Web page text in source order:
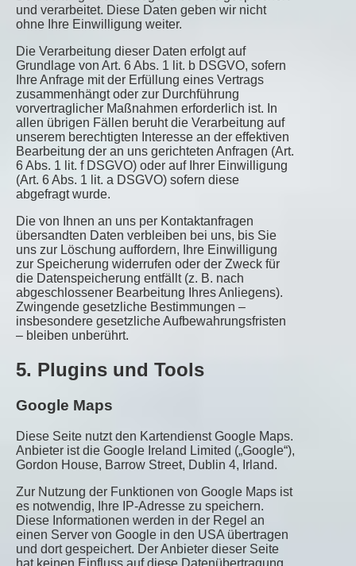
und verarbeitet. Diese Daten geben wir nicht
ohne Ihre Einwilligung weiter.
Die Verarbeitung dieser Daten erfolgt auf
Grundlage von Art. 6 Abs. 1 lit. b DSGVO, sofern
Ihre Anfrage mit der Erfüllung eines Vertrags
zusammenhängt oder zur Durchführung
vorvertraglicher Maßnahmen erforderlich ist. In
allen übrigen Fällen beruht die Verarbeitung auf
unserem berechtigten Interesse an der effektiven
Bearbeitung der an uns gerichteten Anfragen (Art.
6 Abs. 1 lit. f DSGVO) oder auf Ihrer Einwilligung
(Art. 6 Abs. 1 lit. a DSGVO) sofern diese
abgefragt wurde.
Die von Ihnen an uns per Kontaktanfragen
übersandten Daten verbleiben bei uns, bis Sie
uns zur Löschung auffordern, Ihre Einwilligung
zur Speicherung widerrufen oder der Zweck für
die Datenspeicherung entfällt (z. B. nach
abgeschlossener Bearbeitung Ihres Anliegens).
Zwingende gesetzliche Bestimmungen –
insbesondere gesetzliche Aufbewahrungsfristen
– bleiben unberührt.
5. Plugins und Tools
Google Maps
Diese Seite nutzt den Kartendienst Google Maps.
Anbieter ist die Google Ireland Limited („Google“),
Gordon House, Barrow Street, Dublin 4, Irland.
Zur Nutzung der Funktionen von Google Maps ist
es notwendig, Ihre IP-Adresse zu speichern.
Diese Informationen werden in der Regel an
einen Server von Google in den USA übertragen
und dort gespeichert. Der Anbieter dieser Seite
hat keinen Einfluss auf diese Datenübertragung.